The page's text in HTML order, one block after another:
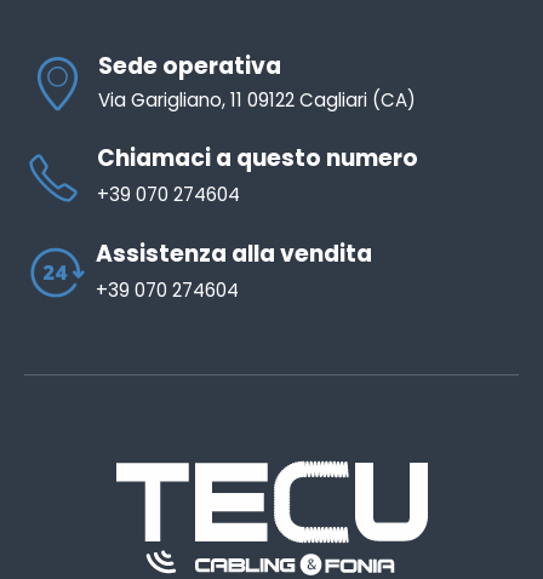
Sede operativa
Via Garigliano, 11 09122 Cagliari (CA)
Chiamaci a questo numero
+39 070 274604
Assistenza alla vendita
+39 070 274604